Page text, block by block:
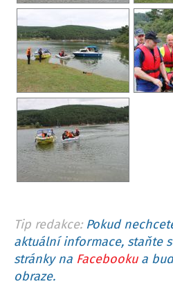
Tip redakce: Pokud
aktuální informace, staňte
stránky na Facebookua
obraze.